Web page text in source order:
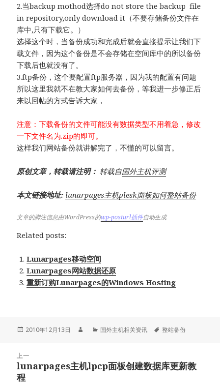
2.当backup mothod选择do not store the backup file
in repository,only download it（不要存储备份文件在
库中,只有下载它。）
选择这个时，当备份成功和完成后就会直接提示让我们下
载文件，因为这个备份是不会存储在空间库中的所以备份
下载后也就没有了。
3.ftp备份，这个要配置ftp服务器，因为我的配置有问题
所以这里我就不在教大家如何去备份，等我进一步修正后
来以回帖的方式告诉大家，
注意：下载备份的文件可能没有数据类型不用着急，修改
一下文件名为.zip的即可。
这样我们网站备份就讲解完了，不懂的可以留言。
原创文章，转载请注明： 转载自国外主机评测
本文链接地址: lunarpages主机plesk面板如何整站备份
文章的脚注信息由WordPress的wp-posturl插件自动生成
Related posts:
Lunarpages移动空间
Lunarpages网站数据还原
重新订购Lunarpages的Windows Hosting
发
2010年12月13日
分
国外主机相关资讯
标
整站备份
上一
上
篇
lunarpages主机lpcp面板创建数据库更新教
程